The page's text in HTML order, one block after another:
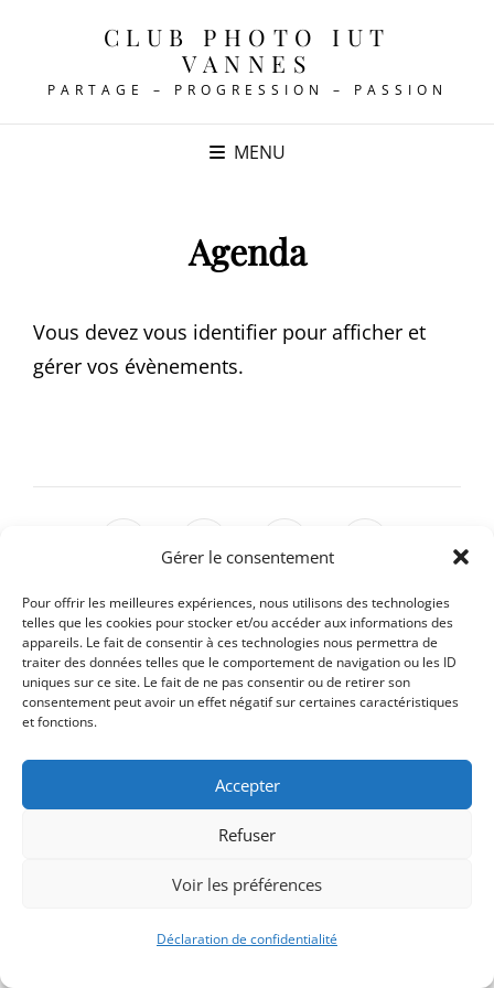
Gérer le consentement
Pour offrir les meilleures expériences, nous utilisons des technologies
telles que les cookies pour stocker et/ou accéder aux informations des
appareils. Le fait de consentir à ces technologies nous permettra de
traiter des données telles que le comportement de navigation ou les ID
uniques sur ce site. Le fait de ne pas consentir ou de retirer son
consentement peut avoir un effet négatif sur certaines caractéristiques
et fonctions.
Accepter
Refuser
Voir les préférences
Déclaration de confidentialité
CLUB PHOTO IUT
VANNES
PARTAGE – PROGRESSION – PASSION
MENU
Agenda
Vous devez vous identifier pour afficher et
gérer vos évènements.
Signify-Child ByClub Photo IUT Vannes @2025